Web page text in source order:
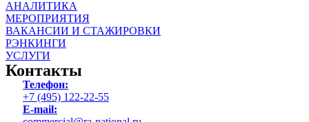
АНАЛИТИКА
МЕРОПРИЯТИЯ
ВАКАНСИИ И СТАЖИРОВКИ
РЭНКИНГИ
УСЛУГИ
Контакты
Телефон:
+7 (495) 122-22-55
E-mail: